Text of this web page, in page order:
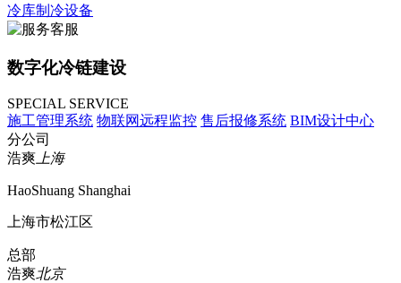
冷库制冷设备
数字化冷链建设
SPECIAL SERVICE
施工管理系统 物联网远程监控 售后报修系统 BIM设计中心
分公司
浩爽上海
HaoShuang Shanghai
上海市松江区
总部
浩爽北京